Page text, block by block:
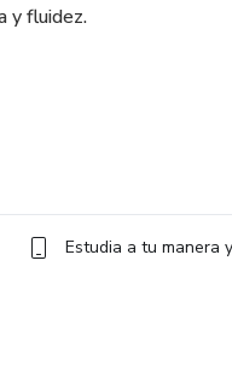
y fluidez.
Estudia a tu manera